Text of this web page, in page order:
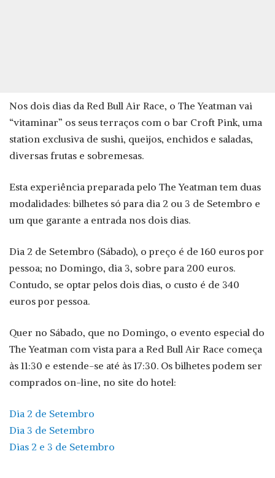
Nos dois dias da Red Bull Air Race, o The Yeatman vai
“vitaminar” os seus terraços com o bar Croft Pink, uma
station exclusiva de sushi, queijos, enchidos e saladas,
diversas frutas e sobremesas.
Esta experiência preparada pelo The Yeatman tem duas
modalidades: bilhetes só para dia 2 ou 3 de Setembro e
um que garante a entrada nos dois dias.
Dia 2 de Setembro (Sábado), o preço é de 160 euros por
pessoa; no Domingo, dia 3, sobre para 200 euros.
Contudo, se optar pelos dois dias, o custo é de 340
euros por pessoa.
Quer no Sábado, que no Domingo, o evento especial do
The Yeatman com vista para a Red Bull Air Race começa
às 11:30 e estende-se até às 17:30. Os bilhetes podem ser
comprados on-line, no site do hotel:
Dia 2 de Setembro
Dia 3 de Setembro
Dias 2 e 3 de Setembro